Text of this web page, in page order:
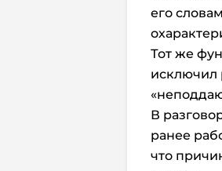
его
Тот же
исключил
В
ранее
что